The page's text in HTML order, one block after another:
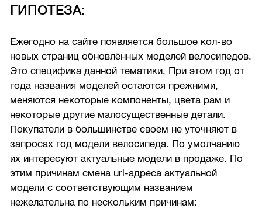
ГИПОТЕЗА:
Ежегодно на сайте появляется большое кол-во
новых страниц обновлённых моделей велосипедов.
Это специфика данной тематики. При этом год от
года названия моделей остаются прежними,
меняются некоторые компоненты, цвета рам и
некоторые другие малосущественные детали.
Покупатели в большинстве своём не уточняют в
запросах год модели велосипеда. По умолчанию
их интересуют актуальные модели в продаже. По
этим причинам смена url-адреса актуальной
модели с соответствующим названием
нежелательна по нескольким причинам: